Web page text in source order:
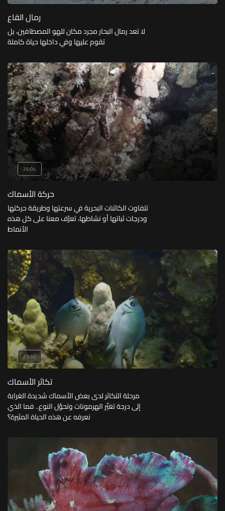
رمال القاع
لا تعد رمال البحار مجرد مكان للهو المصطافين، بل
تقوم عليها وفي داخلها حياة كاملة
26:04
حركة الأسماك
تتفاوت الكائنات البحرية في سرعتها وطريقة حركتها
ودرجات ثباتها أو نشاطها، تعرَّف معنا على كل هذه
الأنماط
25:36
تكاثر الأسماك
مرحلة التكاثر لدى بعض الأسماك شديدة الغرابة
إلى درجة تغيِّر الهرمونات وتحوَّل النوع.. فما الذي
نعرفه عن هذه الحياة المثيرة؟